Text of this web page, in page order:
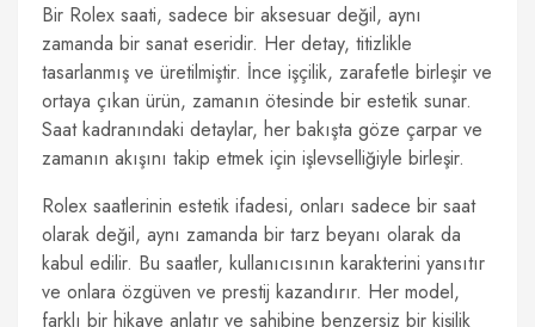
Bir Rolex saati, sadece bir aksesuar değil, aynı
zamanda bir sanat eseridir. Her detay, titizlikle
tasarlanmış ve üretilmiştir. İnce işçilik, zarafetle birleşir ve
ortaya çıkan ürün, zamanın ötesinde bir estetik sunar.
Saat kadranındaki detaylar, her bakışta göze çarpar ve
zamanın akışını takip etmek için işlevselliğiyle birleşir.
Rolex saatlerinin estetik ifadesi, onları sadece bir saat
olarak değil, aynı zamanda bir tarz beyanı olarak da
kabul edilir. Bu saatler, kullanıcısının karakterini yansıtır
ve onlara özgüven ve prestij kazandırır. Her model,
farklı bir hikaye anlatır ve sahibine benzersiz bir kişilik